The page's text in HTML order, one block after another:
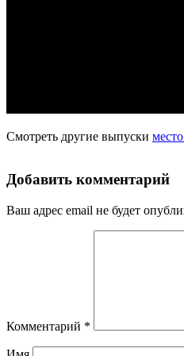
Смотреть другие выпуски
Добавить комментарий
Ваш адрес email не будет
Комментарий *